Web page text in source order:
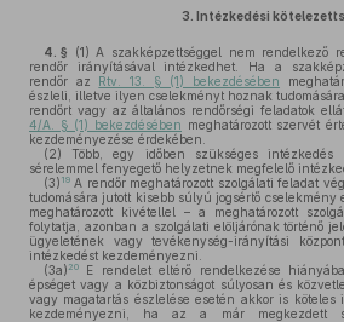
3. Intézkedési
4. § (1) A szakképzettséggel nem rendelkező
rendőr irányításával intézkedhet. Ha a
rendőr az Rtv. 13. § (1) bekezdésében
észleli, illetve ilyen cselekményt hoznak
rendőrt vagy az általános rendőrségi feladatok
4/A. § (1) bekezdésében meghatározott szervét
kezdeményezése érdekében.
(2) Több, egy időben szükséges intézkedés
sérelemmel fenyegető helyzetnek megfelelő
(3) 19 A rendőr meghatározott szolgálati feladat
tudomására jutott kisebb súlyú jogsértő cselekmény
meghatározott kivétellel – a meghatározott
folytatja, azonban a szolgálati elöljárónak történő
ügyeletének vagy tevékenység-irányítási
intézkedést kezdeményezni.
(3a) 20
E rendelet eltérő rendelkezése
épséget vagy a közbiztonságot súlyosan és
vagy magatartás észlelése esetén akkor is
kezdeményezni, ha az a már megkezdett